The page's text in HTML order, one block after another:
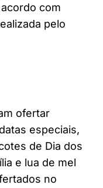
com
pelo
ofertar
especiais,
de Dia dos
e lua de mel
no